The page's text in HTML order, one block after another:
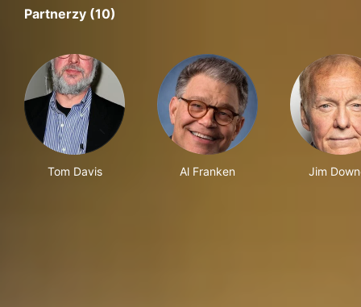
Partnerzy (10)
Tom Davis Al Franken Jim